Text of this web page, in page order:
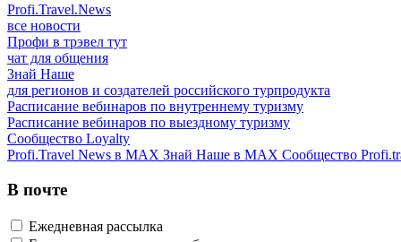
Profi.Travel.News
все новости
Профи в трэвел тут
чат для общения
Знай Наше
для регионов и создателей российского турпродукта
Расписание вебинаров по внутреннему туризму
Расписание вебинаров по выездному туризму
Сообщество Loyalty
Profi.Travel News в MAX Знай Наше в MAX Сообщество
В почте
Ежедневная рассылка